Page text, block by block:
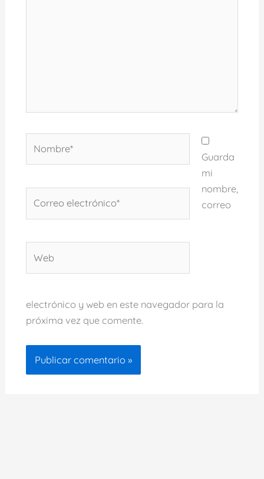
electrónico*
Guarda
mi
nombre,
correo
electrónico y web en este navegador para la
próxima vez que comente.